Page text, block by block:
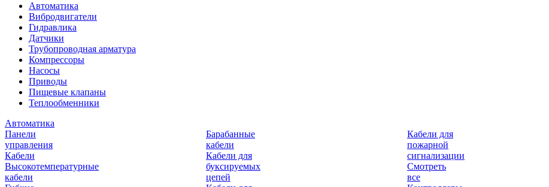
Автоматика
Вибродвигатели
Гидравлика
Датчики
Трубопроводная арматура
Компрессоры
Насосы
Приводы
Пищевые клапаны
Теплообменники
Автоматика
Панели
управления
Кабели
Высокотемпературные
кабели
Барабанные
кабели
Кабели для
буксируемых
цепей
Кабели для
пожарной
сигнализации
Смотреть
все